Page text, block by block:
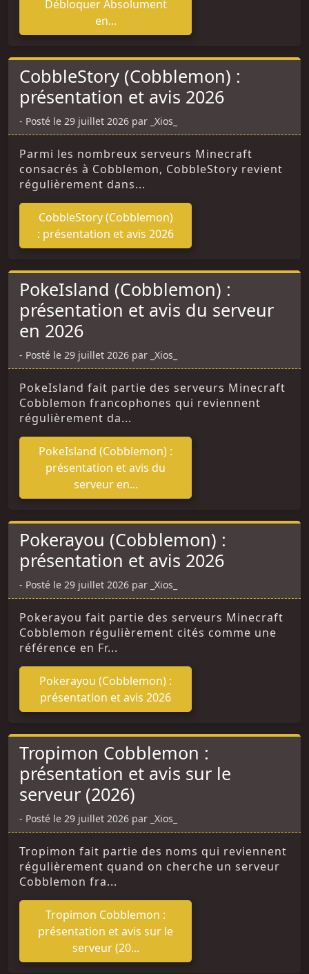
Débloquer Absolument
en...
CobbleStory (Cobblemon) :
présentation et avis 2026
Posté le 29 juillet 2026 par _Xios_
Parmi les nombreux serveurs Minecraft
consacrés à Cobblemon, CobbleStory revient
régulièrement dans...
CobbleStory (Cobblemon)
: présentation et avis 2026
PokeIsland (Cobblemon) :
présentation et avis du serveur
en 2026
Posté le 29 juillet 2026 par _Xios_
PokeIsland fait partie des serveurs Minecraft
Cobblemon francophones qui reviennent
régulièrement da...
PokeIsland (Cobblemon) :
présentation et avis du
serveur en...
Pokerayou (Cobblemon) :
présentation et avis 2026
Posté le 29 juillet 2026 par _Xios_
Pokerayou fait partie des serveurs Minecraft
Cobblemon régulièrement cités comme une
référence en Fr...
Pokerayou (Cobblemon) :
présentation et avis 2026
Tropimon Cobblemon :
présentation et avis sur le
serveur (2026)
Posté le 29 juillet 2026 par _Xios_
Tropimon fait partie des noms qui reviennent
régulièrement quand on cherche un serveur
Cobblemon fra...
Tropimon Cobblemon :
présentation et avis sur le
serveur (20...